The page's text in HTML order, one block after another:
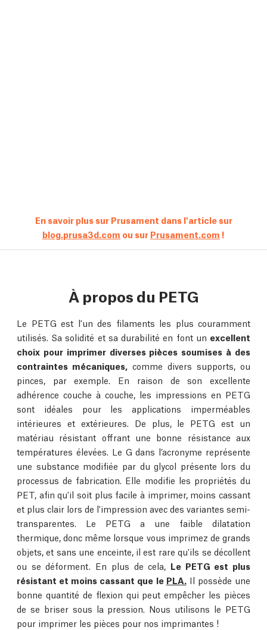
En savoir plus sur Prusament dans l'article sur
blog.prusa3d.com ou sur Prusament.com !
À propos du PETG
Le PETG est l'un des filaments les plus couramment
utilisés. Sa solidité et sa durabilité en font un excellent
choix pour imprimer diverses pièces soumises à des
contraintes mécaniques, comme divers supports, ou
pinces, par exemple. En raison de son excellente
adhérence couche à couche, les impressions en PETG
sont idéales pour les applications imperméables
intérieures et extérieures. De plus, le PETG est un
matériau résistant offrant une bonne résistance aux
températures élevées. Le G dans l’acronyme représente
une substance modifiée par du glycol présente lors du
processus de fabrication. Elle modifie les propriétés du
PET, afin qu'il soit plus facile à imprimer, moins cassant
et plus clair lors de l'impression avec des variantes semi-
transparentes. Le PETG a une faible dilatation
thermique, donc même lorsque vous imprimez de grands
objets, et sans une enceinte, il est rare qu'ils se décollent
ou se déforment. En plus de cela, Le PETG est plus
résistant et moins cassant que le PLA.Il possède une
bonne quantité de flexion qui peut empêcher les pièces
de se briser sous la pression. Nous utilisons le PETG
pour imprimer les pièces pour nos imprimantes !